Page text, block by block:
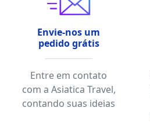
Envie-nos um
pedido grátis
Entre em contato
com a Asiatica Travel,
contando suas ideias